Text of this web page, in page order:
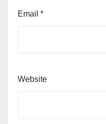
Email *
Website